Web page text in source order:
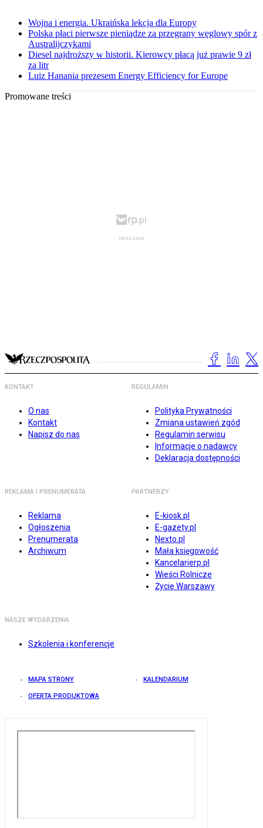
Wojna i energia. Ukraińska lekcja dla Europy
Polska płaci pierwsze pieniądze za przegrany węglowy spór z
Australijczykami
Diesel najdroższy w historii. Kierowcy płacą już prawie 9 zł
za litr
Luiz Hanania prezesem Energy Efficiency for Europe
Promowane treści
KONTAKT
O nas
Kontakt
Napisz do nas
REGULAMIN
Polityka Prywatności
Zmiana ustawień zgód
Regulamin serwisu
Informacje o nadawcy
Deklaracja dostępności
REKLAMA I PRENUMERATA
Reklama
Ogłoszenia
Prenumerata
Archiwum
PARTNERZY
E-kiosk.pl
E-gazety.pl
Nexto.pl
Mała księgowość
Kancelarierp.pl
Wieści Rolnicze
Życie Warszawy
NASZE WYDARZENIA
Szkolenia i konferencje
MAPA STRONY KALENDARIUM
OFERTA PRODUKTOWA